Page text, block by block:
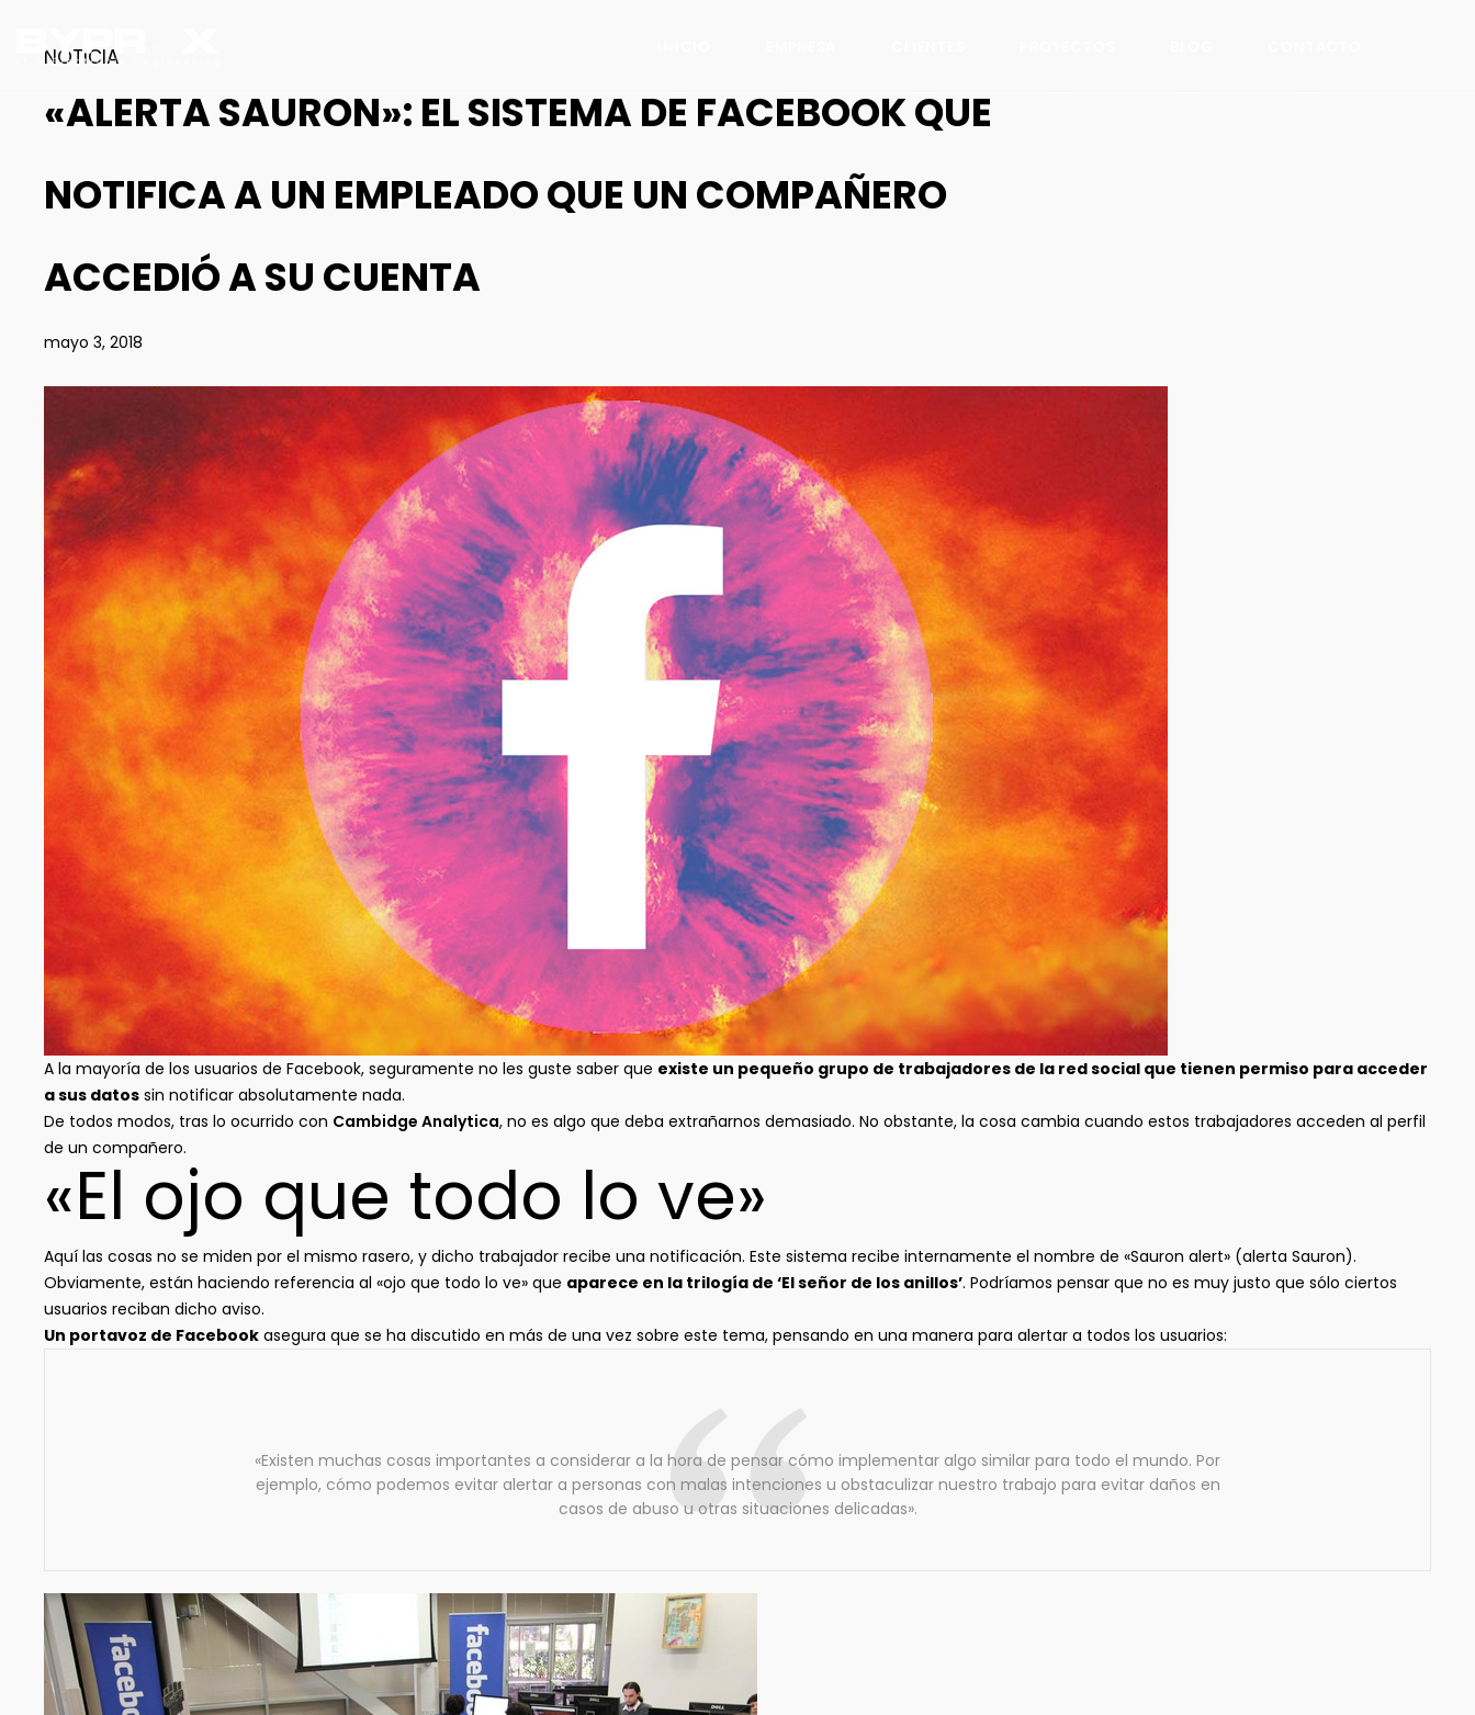
NOTICIA
«ALERTA SAURON»: EL SISTEMA DE FACEBOOK QUE
NOTIFICA A UN EMPLEADO QUE UN COMPAÑERO
ACCEDIÓ A SU CUENTA
mayo 3, 2018
A la mayoría de los usuarios de Facebook, seguramente no les guste saber que existe un pequeño grupo de trabajadores de la red social que tienen permiso para acceder
a sus datos sin notificar absolutamente nada.
De todos modos, tras lo ocurrido con Cambidge Analytica, no es algo que deba extrañarnos demasiado. No obstante, la cosa cambia cuando estos trabajadores acceden al perfil
de un compañero.
«El ojo que todo lo ve»
Aquí las cosas no se miden por el mismo rasero, y dicho trabajador recibe una notificación. Este sistema recibe internamente el nombre de «Sauron alert» (alerta Sauron).
Obviamente, están haciendo referencia al «ojo que todo lo ve» que aparece en la trilogía de ‘El señor de los anillos’. Podríamos pensar que no es muy justo que sólo ciertos
usuarios reciban dicho aviso.
Un portavoz de Facebook asegura que se ha discutido en más de una vez sobre este tema, pensando en una manera para alertar a todos los usuarios:
«Existen muchas cosas importantes a considerar a la hora de pensar cómo implementar algo similar para todo el mundo. Por
ejemplo, cómo podemos evitar alertar a personas con malas intenciones u obstaculizar nuestro trabajo para evitar daños en
casos de abuso u otras situaciones delicadas».